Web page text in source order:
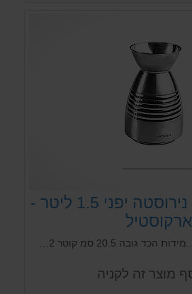
קנקן כד קראף נירוסטה יפני 1.5 ליטר -
ארקוסטיל
מוצר זה לקניה